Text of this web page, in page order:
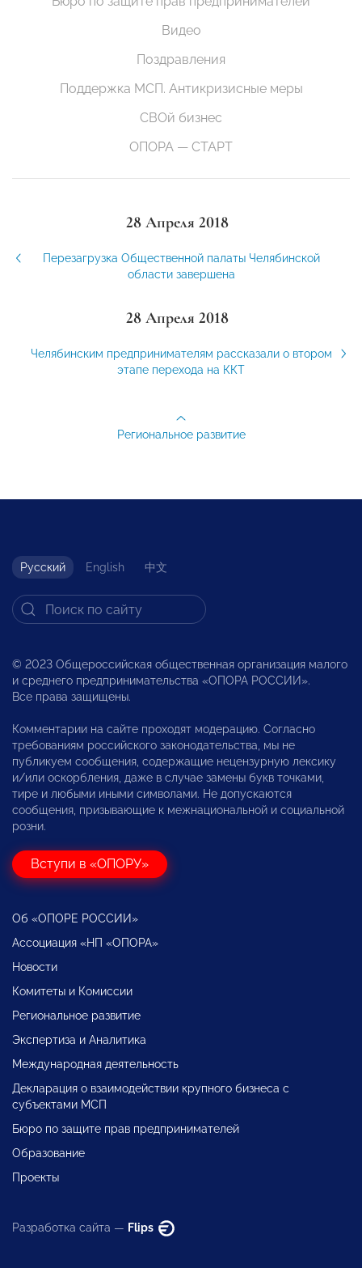
Видео
Поздравления
Поддержка МСП. Антикризисные меры
СВОй бизнес
ОПОРА — СТАРТ
28 Апреля 2018
Перезагрузка Общественной палаты Челябинской
области завершена
28 Апреля 2018
Челябинским предпринимателям рассказали о втором
этапе перехода на ККТ
Региональное развитие
Русский English 中文
© 2023 Общероссийская общественная организация малого
и среднего предпринимательства «ОПОРА РОССИИ».
Все права защищены.
Комментарии на сайте проходят модерацию. Согласно
требованиям российского законодательства, мы не
публикуем сообщения, содержащие нецензурную лексику
и/или оскорбления, даже в случае замены букв точками,
тире и любыми иными символами. Не допускаются
сообщения, призывающие к межнациональной и социальной
розни.
Вступи в «ОПОРУ»
Об «ОПОРЕ РОССИИ»
Ассоциация «НП «ОПОРА»
Новости
Комитеты и Комиссии
Региональное развитие
Экспертиза и Аналитика
Международная деятельность
Декларация о взаимодействии крупного бизнеса с
субъектами МСП
Бюро по защите прав предпринимателей
Образование
Проекты
Разработка сайта — Flips